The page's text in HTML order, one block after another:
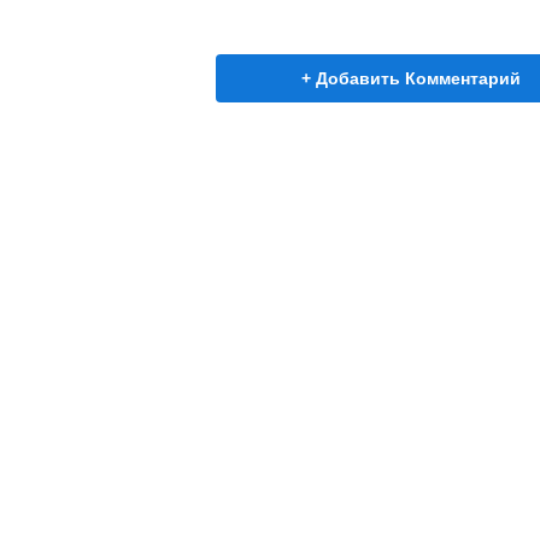
+ Добавить Комментарий